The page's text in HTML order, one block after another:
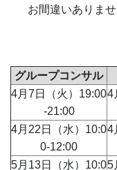
お間違いありま
グループコンサル
4月7日（火）19:00
-21:00
4
4月22日（水）10:0
0-12:00
4
5月13日（水）10:05